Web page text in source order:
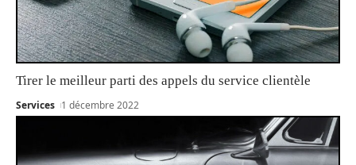
Tirer le meilleur parti des appels du service clientèle
Services 1 décembre 2022